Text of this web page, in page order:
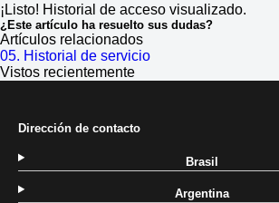
¡Listo! Historial de acceso visualizado.
¿Este artículo ha resuelto sus dudas?
Artículos relacionados
05. Historial de servicio
Vistos recientemente
Dirección de contacto
Brasil
Argentina